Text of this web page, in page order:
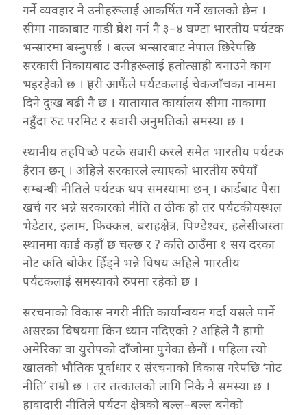
गर्ने व्यवहार नै उनीहरूलाई आकर्षित गर्ने खालको छैन ।
सीमा नाकाबाट गाडी प्रवेश गर्न नै ३–४ घण्टा भारतीय पर्यटक
भन्सारमा बस्नुपर्छ । बल्ल भन्सारबाट नेपाल छिरेपछि
सरकारी निकायबाट उनीहरूलाई हतोत्साही बनाउने काम
भइरहेको छ । प्रहरी आफैंले पर्यटकलाई चेकजाँचका नाममा
दिने दुःख बढी नै छ । यातायात कार्यालय सीमा नाकामा
नहुँदा रुट परमिट र सवारी अनुमतिको समस्या छ ।
स्थानीय तहपिच्छे पटके सवारी करले समेत भारतीय पर्यटक
हैरान छन् । अहिले सरकारले ल्याएको भारतीय रुपैयाँ
सम्बन्धी नीतिले पर्यटक थप समस्यामा छन् । कार्डबाट पैसा
खर्च गर भन्ने सरकारको नीति त ठीक हो तर पर्यटकीयस्थल
भेडेटार, इलाम, फिक्कल, बराहक्षेत्र, पिण्डेश्वर, हलेसीजस्ता
स्थानमा कार्ड कहाँ छ चल्छ र ? कति ठाउँमा १ सय दरका
नोट कति बोकेर हिँड्ने भन्ने विषय अहिले भारतीय
पर्यटकलाई समस्याको रुपमा रहेको छ ।
संरचनाको विकास नगरी नीति कार्यान्वयन गर्दा यसले पार्ने
असरका विषयमा किन ध्यान नदिएको ? अहिले नै हामी
अमेरिका वा युरोपको दाँजोमा पुगेका छैनौं । पहिला त्यो
खालको भौतिक पूर्वाधार र संरचनाको विकास गरेपछि ‘नोट
नीति’ राम्रो छ । तर तत्कालको लागि निकै नै समस्या छ ।
हावादारी नीतिले पर्यटन क्षेत्रको बल्ल–बल्ल बनेको